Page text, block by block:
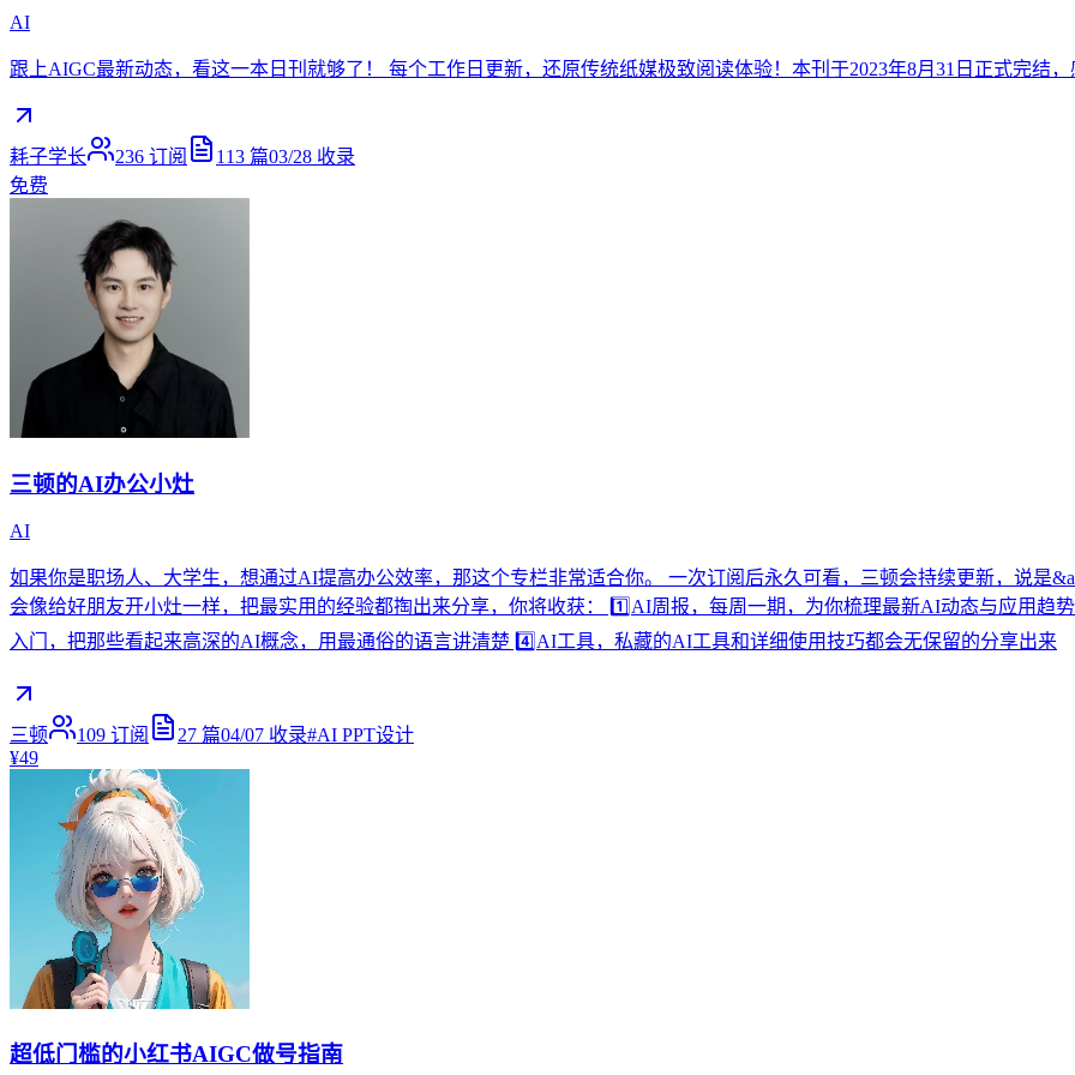
AI
跟上AIGC最新动态，看这一本日刊就够了！ 每个工作日更新，还原传统纸媒极致阅读体验！本刊于2023年8月31日正式完结，
耗子学长 236 订阅 113 篇03/28 收录
免费
三顿的AI办公小灶
AI
如果你是职场人、大学生，想通过AI提高办公效率，那这个专栏非常适合你。 一次订阅后永久可看，三顿会持续更新，说是
会像给好朋友开小灶一样，把最实用的经验都掏出来分享，你将收获： 1️⃣AI周报，每周一期，为你梳理最新AI动态与应用趋
入门，把那些看起来高深的AI概念，用最通俗的语言讲清楚 4️⃣AI工具，私藏的AI工具和详细使用技巧都会无保留的分享出来
三顿 109 订阅 27 篇04/07 收录#AI PPT设计
¥49
超低门槛的小红书AIGC做号指南